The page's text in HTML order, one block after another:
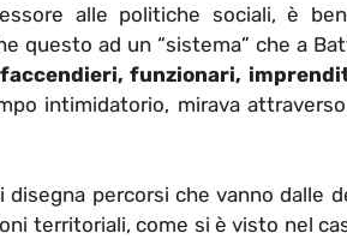
alle politiche sociali, è
questo ad un “sistema” che a
funzionari,
intimidatorio, mirava
disegna percorsi che vanno dalle
territoriali, come si è visto nel